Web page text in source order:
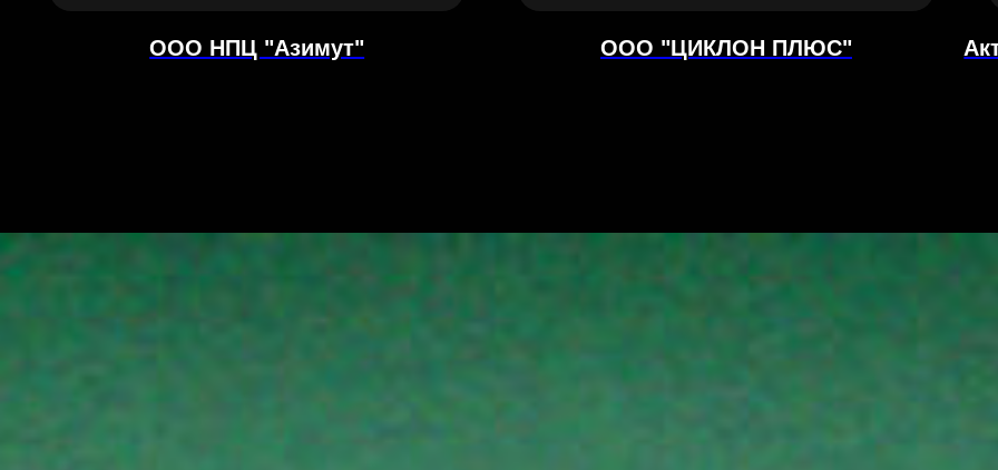
ООО НПЦ "Азимут" ООО "ЦИКЛОН ПЛЮС"